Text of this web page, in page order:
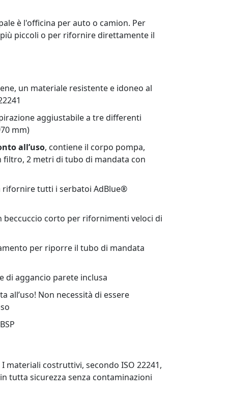
è l'officina per auto o camion. Per
piccoli o per rifornire direttamente il
un materiale resistente e idoneo al
aggiustabile a tre differenti
mm)
all’uso, contiene il corpo pompa,
filtro, 2 metri di tubo di mandata con
rifornire tutti i serbatoi AdBlue®
beccuccio corto per rifornimenti veloci di
per riporre il tubo di mandata
di aggancio parete inclusa
all’uso! Non necessità di essere
materiali costruttivi, secondo ISO 22241,
tutta sicurezza senza contaminazioni